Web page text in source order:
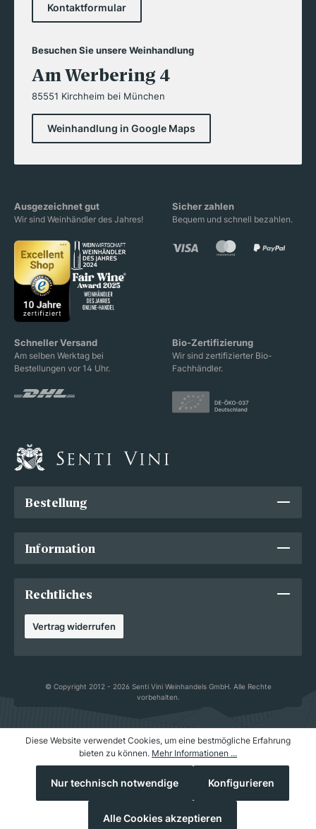
Kontaktformular
Besuchen Sie unsere Weinhandlung
Am Werbering 4
85551 Kirchheim bei München
Weinhandlung in Google Maps
Ausgezeichnet gut
Wir sind Weinhändler des Jahres!
Sicher zahlen
Bequem und schnell bezahlen.
Schneller Versand
Am selben Werktag bei
Bestellungen vor 14 Uhr.
Bio-Zertifizierung
Wir sind zertifizierter Bio-
Fachhändler.
Bestellung
Information
Rechtliches
Vertrag widerrufen
© Copyright 2012 - 2026 Senti Vini Weinhandels GmbH. Alle Rechte
vorbehalten.
Diese Website verwendet Cookies, um eine bestmögliche Erfahrung
bieten zu können. Mehr Informationen ...
Nur technisch notwendige Konfigurieren
Alle Cookies akzeptieren